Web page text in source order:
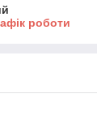
роботи